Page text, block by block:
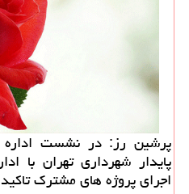
پرشین رز: در نشست
پایدار شهرداری تهران با
اجرای پروژه های مشترك